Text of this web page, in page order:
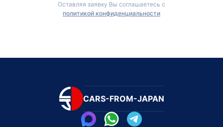
Оставляя заявку Вы соглашаетесь с
политикой конфиденциальности
CARS-FROM-JAPAN